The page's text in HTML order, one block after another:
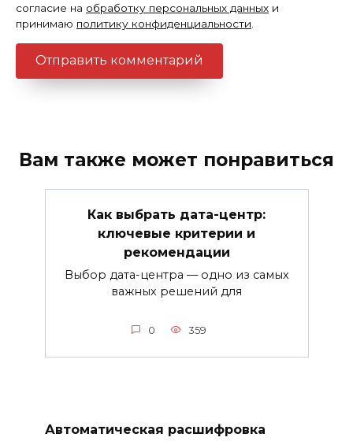
согласие на обработку персональных данных и
принимаю политику конфиденциальности
Вам также может понравиться
Как выбрать дата-центр:
ключевые критерии и
рекомендации
Выбор дата-центра — одно из самых
важных решений для
0 359
Автоматическая расшифровка